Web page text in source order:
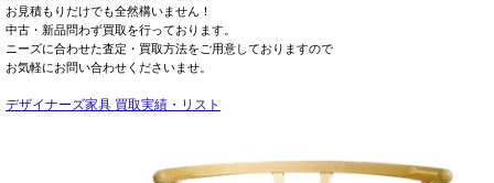
お見積もりだけでも全然構いません！
中古・新品問わず買取を行っております。
ニーズに合わせた査定・買取方法をご用意しておりますので
お気軽にお問い合わせくださいませ。
デザイナーズ家具 買取実績・リスト